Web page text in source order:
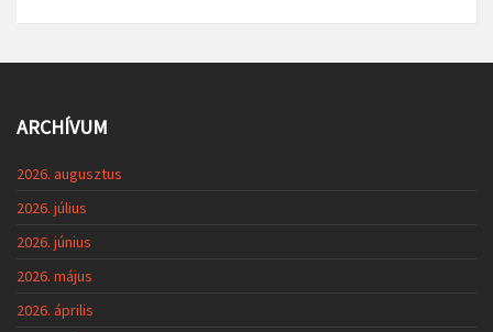
ARCHÍVUM
2026. augusztus
2026. július
2026. június
2026. május
2026. április